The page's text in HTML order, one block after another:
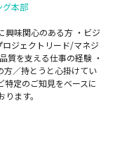
グ本部
興味関心のある方 ・ビジ
ジェクトリード/マネジ
質を支える仕事の経験 ・
方／持とうと心掛けてい
定のご知見をベースに
ます。